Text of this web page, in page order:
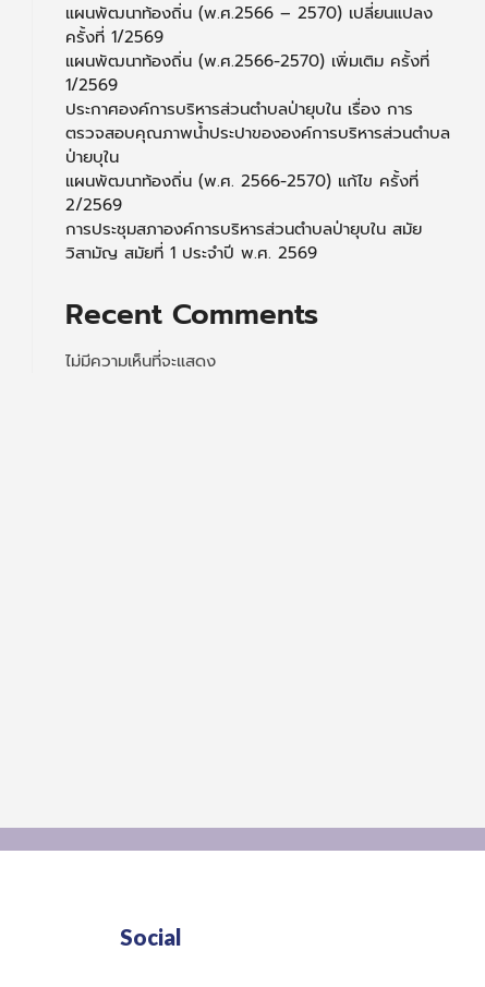
แผนพัฒนาท้องถิ่น (พ.ศ.2566 – 2570) เปลี่ยนแปลง
ครั้งที่ 1/2569
แผนพัฒนาท้องถิ่น (พ.ศ.2566-2570) เพิ่มเติม ครั้งที่
1/2569
ประกาศองค์การบริหารส่วนตำบลป่ายุบใน เรื่อง การ
ตรวจสอบคุณภาพน้ำประปาขององค์การบริหารส่วนตำบล
ป่ายบุใน
แผนพัฒนาท้องถิ่น (พ.ศ. 2566-2570) แก้ไข ครั้งที่
2/2569
การประชุมสภาองค์การบริหารส่วนตำบลป่ายุบใน สมัย
วิสามัญ สมัยที่ 1 ประจำปี พ.ศ. 2569
Recent Comments
ไม่มีความเห็นที่จะแสดง
Social